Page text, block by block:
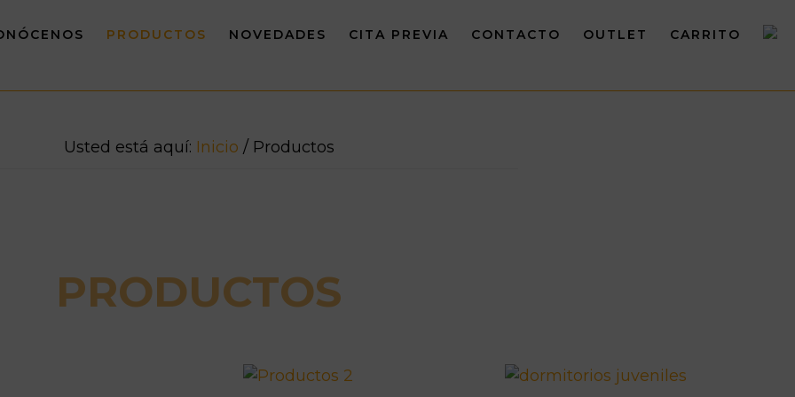
PRODUCTOS NOVEDADES CITA PREVIA CONTACTO OUTLET CARRITO
Usted está aquí: Inicio /Productos
PRODUCTOS